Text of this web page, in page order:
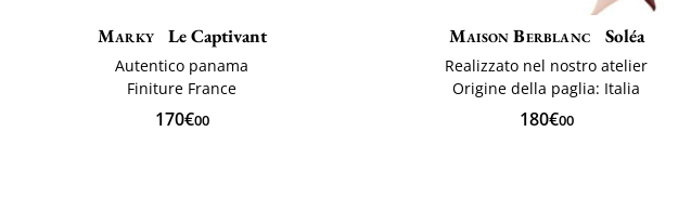
Marky Le Captivant
Autentico panama
Finiture France
170€00
Maison Berblanc Soléa
Realizzato nel nostro atelier
Origine della paglia: Italia
180€00